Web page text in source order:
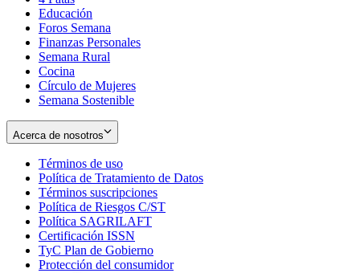
window
new
window
Educación
Foros Semana
Finanzas Personales
Semana Rural
Cocina
Círculo de Mujeres
Semana Sostenible
Acerca de nosotros
Términos de uso
in
new
window
Política de Tratamiento de Datos
Términos suscripciones
in
Política de Riesgos C/ST
Política SAGRILAFT
new
window
Certificación ISSN
in
new
TyC Plan de Gobierno
in
Protección del consumidorOpens